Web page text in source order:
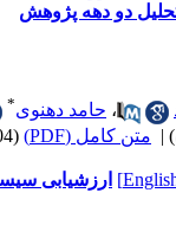
دو دهه پژوهش
،حامد دهنوی *
متن کامل (PDF) (3304 دریافت)
ارزشیابی